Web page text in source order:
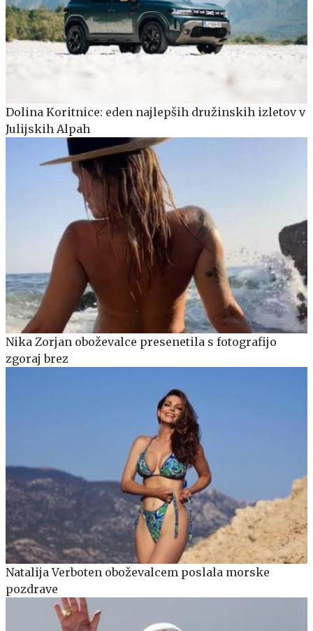
Dolina Koritnice: eden najlepših družinskih izletov v
Julijskih Alpah
Nika Zorjan oboževalce presenetila s fotografijo
zgoraj brez
Natalija Verboten oboževalcem poslala morske
pozdrave